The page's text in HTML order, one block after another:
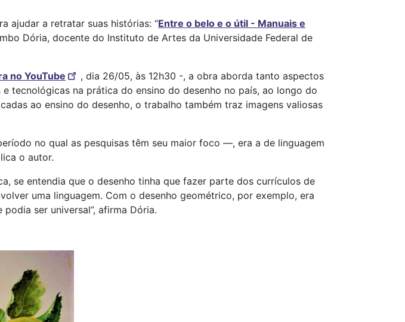
ajudar a retratar suas histórias: “Entre o belo e o útil - Manuais e
Dória, docente do Instituto de Artes da Universidade Federal de
no YouTube
, dia 26/05, às 12h30 -, a obra aborda tanto aspectos
tecnológicas na prática do ensino do desenho no país, ao longo do
ao ensino do desenho, o trabalho também traz imagens valiosas
no qual as pesquisas têm seu maior foco ―, era a de linguagem
o autor.
se entendia que o desenho tinha que fazer parte dos currículos de
uma linguagem. Com o desenho geométrico, por exemplo, era
ser universal”, afirma Dória.